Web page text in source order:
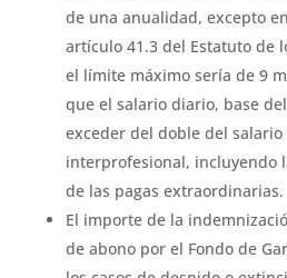
de una anualidad, excepto
artículo 41.3 del Estatuto de
el límite máximo sería de 9
que el salario diario, base
exceder del doble del
interprofesional, incluyendo
de las pagas extraordinarias.
El importe de la
de abono por el Fondo de